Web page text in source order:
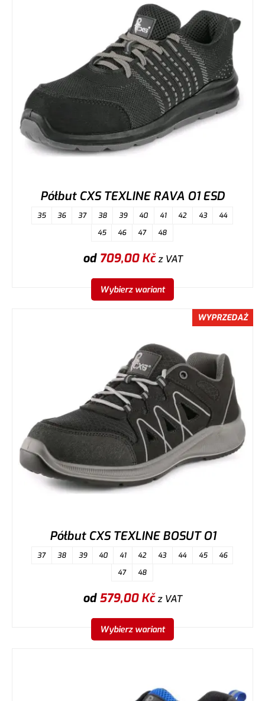
Półbut CXS TEXLINE RAVA O1 ESD
35 36 37 38 39 40 41 42 43
44
45
46 47 48
od 709,00Kčz VAT
Wybierz wariant
WYPRZEDAŻ
Półbut CXS TEXLINE BOSUT O1
37 38 39 40 41 42 43 44 45
46
47
48
od579,00Kčz VAT
Wybierz wariant